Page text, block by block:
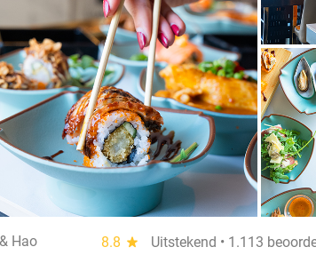
Hao 8.8 star
Uitstekend • 1.113